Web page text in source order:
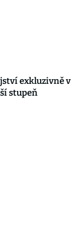
exkluzivně v
stupeň